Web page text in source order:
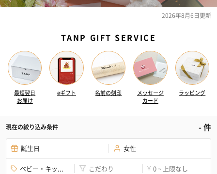
2026年8月6日更新
TANP GIFT SERVICE
最短翌日
お届け
eギフト 名前の刻印
メッセージ
カード
ラッピング
現在の絞り込み条件 -件
誕生日 女性
ベビー・キッ... こだわり ¥ 0 ~ 上限なし